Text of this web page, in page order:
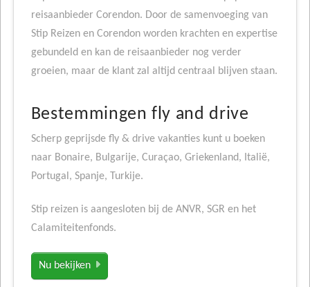
reisaanbieder Corendon. Door de samenvoeging van
Stip Reizen en Corendon worden krachten en expertise
gebundeld en kan de reisaanbieder nog verder
groeien, maar de klant zal altijd centraal blijven staan.
Bestemmingen fly and drive
Scherp geprijsde fly & drive vakanties kunt u boeken
naar Bonaire, Bulgarije, Curaçao, Griekenland, Italië,
Portugal, Spanje, Turkije.
Stip reizen is aangesloten bij de ANVR, SGR en het
Calamiteitenfonds.
Nu bekijken